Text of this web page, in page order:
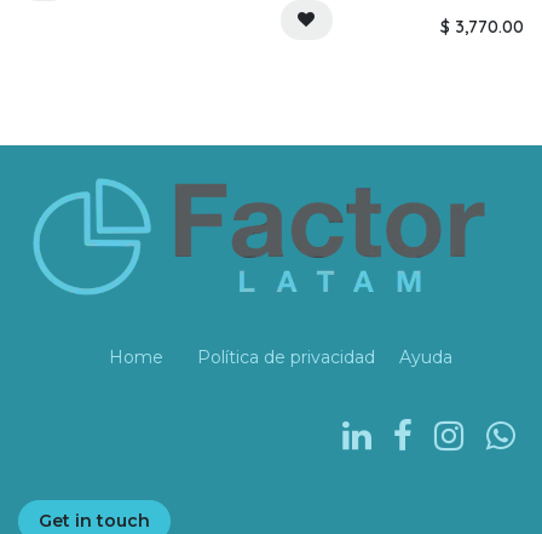
$ 3,770.00
Home Política de privacidad Ayuda
Get in touch